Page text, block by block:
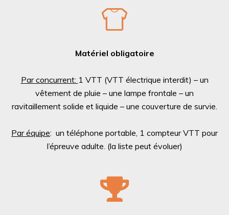
Matériel obligatoire
Par concurrent: 1 VTT (VTT électrique interdit) – un
vêtement de pluie – une lampe frontale – un
ravitaillement solide et liquide – une couverture de survie.
Par équipe: un téléphone portable, 1 compteur VTT pour
l’épreuve adulte. (la liste peut évoluer)